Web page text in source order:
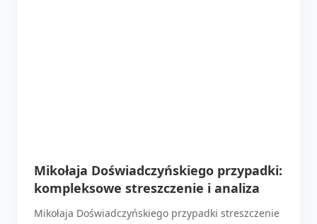
Mikołaja Doświadczyńskiego przypadki:
kompleksowe streszczenie i analiza
Mikołaja Doświadczyńskiego przypadki streszczenie